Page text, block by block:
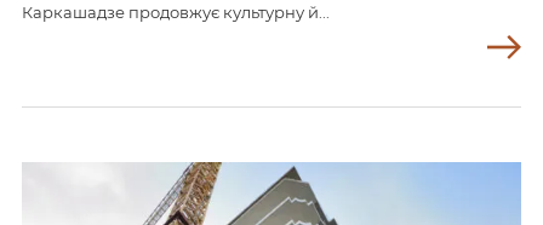
Каркашадзе продовжує культурну й...